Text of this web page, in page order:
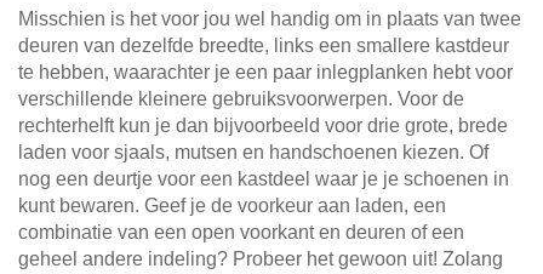
Misschien is het voor jou wel handig om in plaats van twee
deuren van dezelfde breedte, links een smallere kastdeur
te hebben, waarachter je een paar inlegplanken hebt voor
verschillende kleinere gebruiksvoorwerpen. Voor de
rechterhelft kun je dan bijvoorbeeld voor drie grote, brede
laden voor sjaals, mutsen en handschoenen kiezen. Of
nog een deurtje voor een kastdeel waar je je schoenen in
kunt bewaren. Geef je de voorkeur aan laden, een
combinatie van een open voorkant en deuren of een
geheel andere indeling? Probeer het gewoon uit! Zolang